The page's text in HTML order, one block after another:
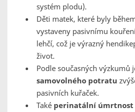
systém plodu).
Děti matek, které byly
vystaveny pasivnímu
lehčí, což je výrazný
život.
Podle současných výzkumů
samovolného potratu
pasivních kuřaček.
Také perinatální úmrtnost